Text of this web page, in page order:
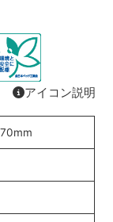
アイコン説明